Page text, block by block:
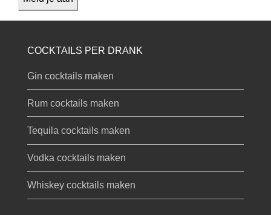
COCKTAILS PER DRANK
Gin cocktails maken
Rum cocktails maken
Tequila cocktails maken
Vodka cocktails maken
Whiskey cocktails maken